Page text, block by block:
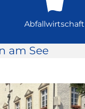
Abfallwirtschaft
am See